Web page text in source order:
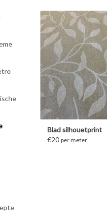
MEER
Blad silhouetprint
€20 per meter